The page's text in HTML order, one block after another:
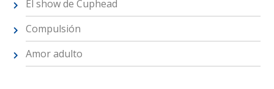
El show de Cuphead
Compulsión
Amor adulto